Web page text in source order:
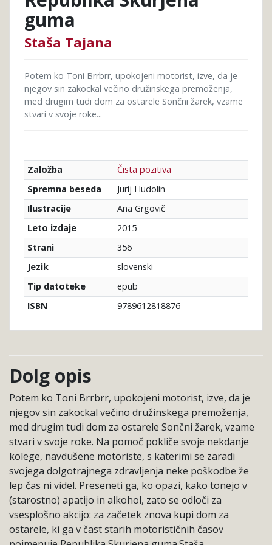
guma
Staša Tajana
Potem ko Toni Brrbrr, upokojeni motorist, izve, da je
njegov sin zakockal večino družinskega premoženja,
med drugim tudi dom za ostarele Sončni žarek, vzame
stvari v svoje roke...
Založba
Čista pozitiva
Spremna beseda
Jurij Hudolin
Ilustracije
Ana Grgovič
Leto izdaje
2015
Strani
356
Jezik
slovenski
Tip datoteke
epub
ISBN
9789612818876
Dolg opis
Potem ko Toni Brrbrr, upokojeni motorist, izve, da je
njegov sin zakockal večino družinskega premoženja,
med drugim tudi dom za ostarele Sončni žarek, vzame
stvari v svoje roke. Na pomoč pokliče svoje nekdanje
kolege, navdušene motoriste, s katerimi se zaradi
svojega dolgotrajnega zdravljenja neke poškodbe že
lep čas ni videl. Preseneti ga, ko opazi, kako tonejo v
(starostno) apatijo in alkohol, zato se odloči za
vsesplošno akcijo: za začetek znova kupi dom za
ostarele, ki ga v čast starih motorističnih časov